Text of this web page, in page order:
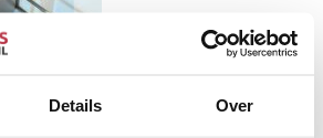
Details Over